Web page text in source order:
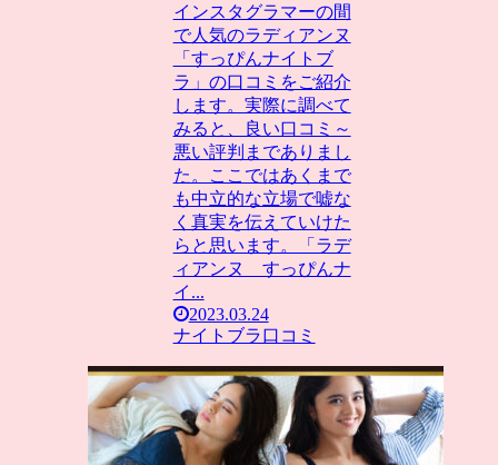
インスタグラマーの間
で人気のラディアンヌ
「すっぴんナイトブ
ラ」の口コミをご紹介
します。実際に調べて
みると、良い口コミ～
悪い評判までありまし
た。ここではあくまで
も中立的な立場で嘘な
く真実を伝えていけた
らと思います。「ラデ
ィアンヌ すっぴんナ
イ...
2023.03.24
ナイトブラ口コミ